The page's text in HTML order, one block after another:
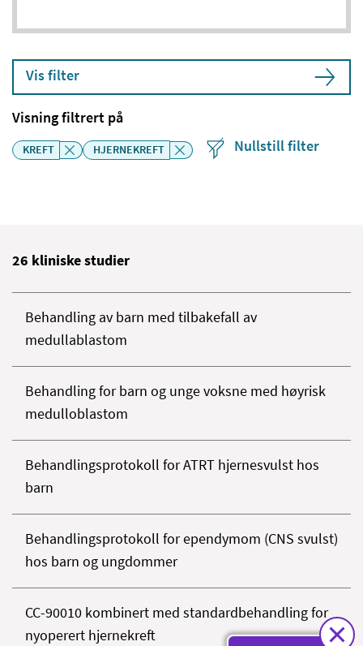
Vis filter
Visning filtrert på
KREFT HJERNEKREFT Nullstill filter
26 kliniske studier
Behandling av barn med tilbakefall av
medullablastom
Behandling for barn og unge voksne med høyrisk
medulloblastom
Behandlingsprotokoll for ATRT hjernesvulst hos
barn
Behandlingsprotokoll for ependymom (CNS svulst)
hos barn og ungdommer
CC-90010 kombinert med standardbehandling for
nyoperert hjernekreft